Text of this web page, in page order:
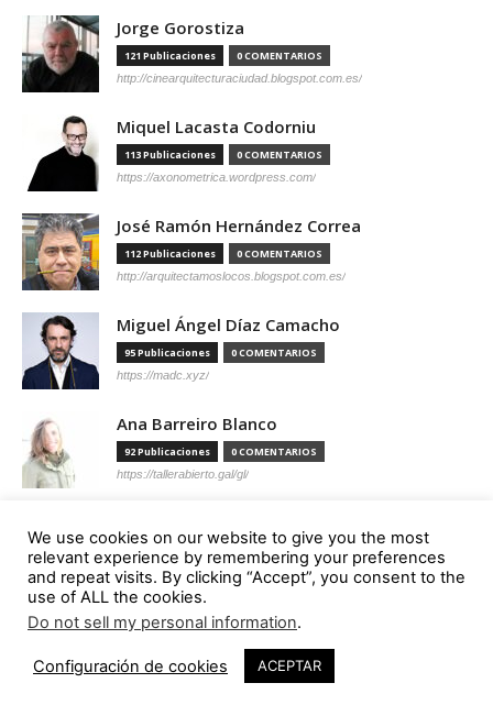
Jorge Gorostiza
121 Publicaciones 0 COMENTARIOS
http://cinearquitecturaciudad.blogspot.com.es/
Miquel Lacasta Codorniu
113 Publicaciones 0 COMENTARIOS
https://axonometrica.wordpress.com/
José Ramón Hernández Correa
112 Publicaciones 0 COMENTARIOS
http://arquitectamoslocos.blogspot.com.es/
Miguel Ángel Díaz Camacho
95 Publicaciones 0 COMENTARIOS
https://madc.xyz/
Ana Barreiro Blanco
92 Publicaciones 0 COMENTARIOS
https://tallerabierto.gal/gl/
87 Publicaciones 0 COMENTARIOS
http://vaumm.com/
Óscar Tenreiro Degwitz
0 COMENTARIOS
https://oscartenreiro.com/
We use cookies on our website to give you the most
relevant experience by remembering your preferences
and repeat visits. By clicking “Accept”, you consent to the
use of ALL the cookies.
Do not sell my personal information.
Configuración de cookies ACEPTAR